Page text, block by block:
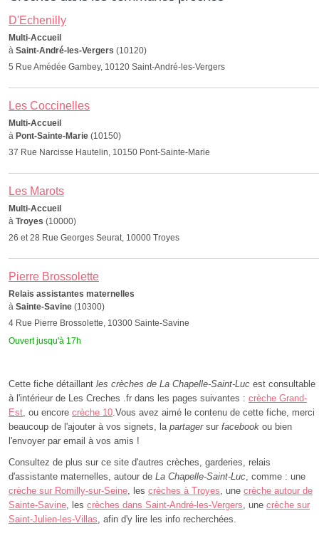
D'Echenilly
Multi-Accueil
à Saint-André-les-Vergers (10120)
5 Rue Amédée Gambey, 10120 Saint-André-les-Vergers
Les Coccinelles
Multi-Accueil
à Pont-Sainte-Marie (10150)
37 Rue Narcisse Hautelin, 10150 Pont-Sainte-Marie
Les Marots
Multi-Accueil
à Troyes (10000)
26 et 28 Rue Georges Seurat, 10000 Troyes
Pierre Brossolette
Relais assistantes maternelles
à Sainte-Savine (10300)
4 Rue Pierre Brossolette, 10300 Sainte-Savine
Ouvert jusqu'à 17h
Cette fiche détaillant les crèches de La Chapelle-Saint-Luc est consultable
à l'intérieur de Les Creches .fr dans les pages suivantes : crèche Grand-
Est, ou encore crèche 10.Vous avez aimé le contenu de cette fiche, merci
beaucoup de l'ajouter à vos signets, la partagersur facebook ou bien
l'envoyer par email à vos amis !
Consultez de plus sur ce site d'autres crèches, garderies, relais
d'assistante maternelles, autour de La Chapelle-Saint-Luc, comme : une
crèche sur Romilly-sur-Seine, les crèches à Troyes, une crèche autour de
Sainte-Savine, les crèches dans Saint-André-les-Vergers, une crèche sur
Saint-Julien-les-Villas, afin d'y lire les info recherchées.